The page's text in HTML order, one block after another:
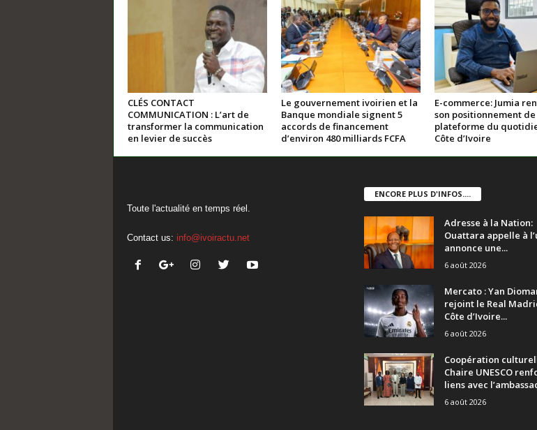
CLÉS CONTACT
COMMUNICATION : L’art de
transformer la communication
en levier de succès
Le gouvernement ivoirien et la
Banque mondiale signent 5
accords de financement
d’environ 480 milliards FCFA
E-commerce: Jumia
son positionnement de
plateforme du
Côte d’Ivoire
Toute l'actualité en temps réel.
Contact us: info@ivoiractu.net
ENCORE PLUS D'INFOS....
Adresse à la Nation:
Ouattara appelle à
annonce une...
6 août 2026
Mercato : Yan
rejoint le Real
Côte d’Ivoire...
6 août 2026
Coopération
Chaire UNESCO
liens avec
6 août 2026